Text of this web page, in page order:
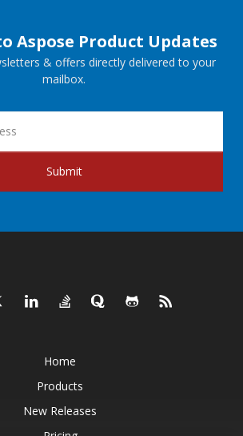
Aspose Product Updates
& offers directly delivered to your
mailbox.
Submit
Home
Products
New Releases